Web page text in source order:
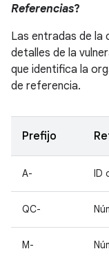
Referencias?
Las entradas de la
detalles de la
que identifica la
de referencia.
Prefijo
A- ID
QC-
M-